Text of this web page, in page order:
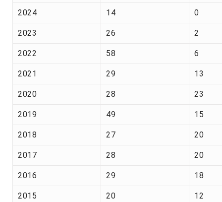
2024 14 0
2023 26 2
2022 58 6
2021 29 13
2020 28 23
2019 49 15
2018 27 20
2017 28 20
2016 29 18
2015 20 12